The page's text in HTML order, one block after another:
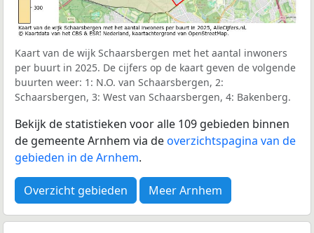
Kaart van de wijk Schaarsbergen met het aantal inwoners
per buurt in 2025. De cijfers op de kaart geven de volgende
buurten weer: 1: N.O. van Schaarsbergen, 2:
Schaarsbergen, 3: West van Schaarsbergen, 4: Bakenberg.
Bekijk de statistieken voor alle 109 gebieden binnen
de gemeente Arnhem via deoverzichtspagina van de
gebieden in de Arnhem.
Overzicht gebieden Meer Arnhem